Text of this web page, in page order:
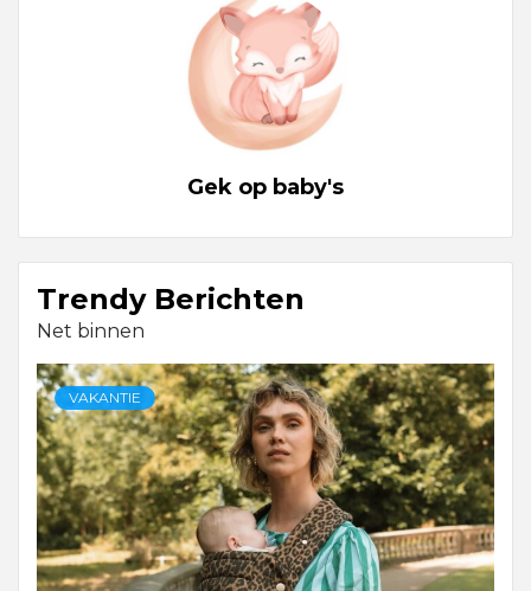
Gek op baby's
Trendy Berichten
Net binnen
VAKANTIE